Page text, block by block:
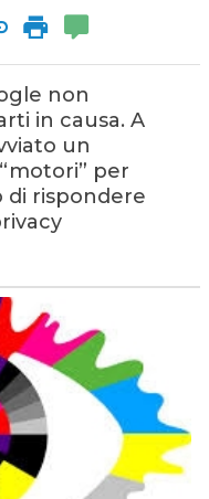
non
in causa. A
un
per
di rispondere